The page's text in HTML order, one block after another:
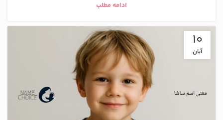
ادامه مطلب
10
آبان